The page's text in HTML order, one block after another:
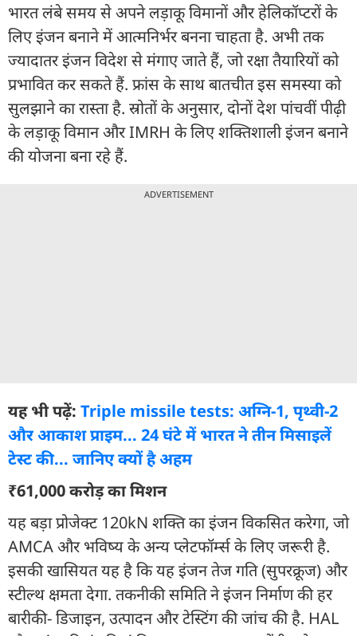
भारत लंबे समय से अपने लड़ाकू विमानों और हेलिकॉप्टरों के
लिए इंजन बनाने में आत्मनिर्भर बनना चाहता है. अभी तक
ज्यादातर इंजन विदेश से मंगाए जाते हैं, जो रक्षा तैयारियों को
प्रभावित कर सकते हैं. फ्रांस के साथ बातचीत इस समस्या को
सुलझाने का रास्ता है. स्रोतों के अनुसार, दोनों देश पांचवीं पीढ़ी
के लड़ाकू विमान और IMRH के लिए शक्तिशाली इंजन बनाने
की योजना बना रहे हैं.
ADVERTISEMENT
यह भी पढ़ें: Triple missile tests: अग्नि-1, पृथ्वी-2
और आकाश प्राइम... 24 घंटे में भारत ने तीन मिसाइलें
टेस्ट की... जानिए क्यों है अहम
₹61,000 करोड़ का मिशन
यह बड़ा प्रोजेक्ट 120kN शक्ति का इंजन विकसित करेगा, जो
AMCA और भविष्य के अन्य प्लेटफॉर्म्स के लिए जरूरी है.
इसकी खासियत यह है कि यह इंजन तेज गति (सुपरक्रूज) और
स्टील्थ क्षमता देगा. तकनीकी समिति ने इंजन निर्माण की हर
बारीकी- डिजाइन, उत्पादन और टेस्टिंग की जांच की है. HAL